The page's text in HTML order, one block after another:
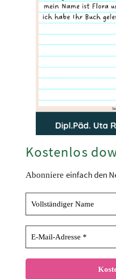
Kostenlos
Abonniere einfach den